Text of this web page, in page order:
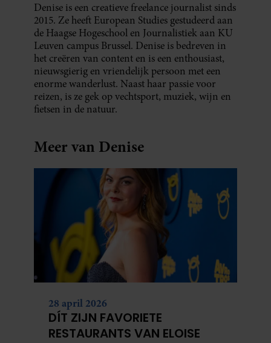
Denise is een creatieve freelance journalist sinds
2015. Ze heeft European Studies gestudeerd aan
de Haagse Hogeschool en Journalistiek aan KU
Leuven campus Brussel. Denise is bedreven in
het creëren van content en is een enthousiast,
nieuwsgierig en vriendelijk persoon met een
enorme wanderlust. Naast haar passie voor
reizen, is ze gek op vechtsport, muziek, wijn en
fietsen in de natuur.
Meer van Denise
28 april 2026
DÍT ZIJN FAVORIETE
RESTAURANTS VAN ELOISE